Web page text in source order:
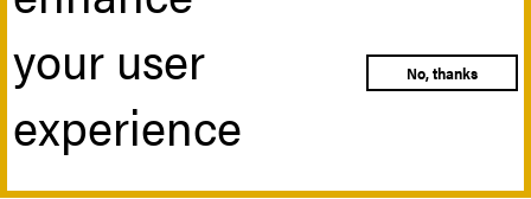
your user
experience
No, thanks